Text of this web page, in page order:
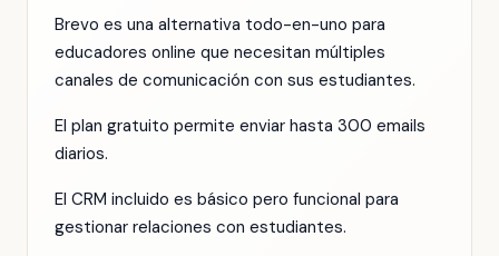
Brevo es una alternativa todo-en-uno para
educadores online que necesitan múltiples
canales de comunicación con sus estudiantes.
El plan gratuito permite enviar hasta 300 emails
diarios.
El CRM incluido es básico pero funcional para
gestionar relaciones con estudiantes.